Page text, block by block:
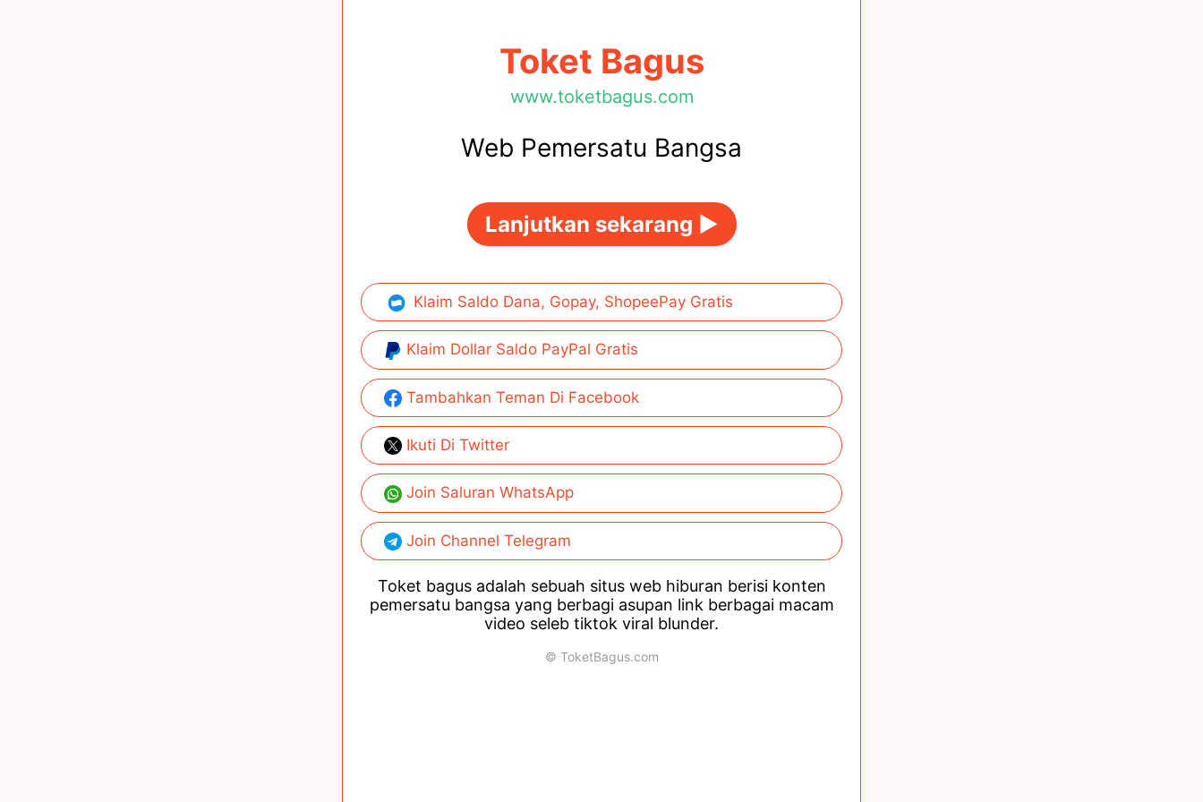
Toket Bagus
www.toketbagus.com
Web Pemersatu Bangsa
Lanjutkan sekarang ►
Klaim Saldo Dana, Gopay, ShopeePay Gratis
Klaim Dollar Saldo PayPal Gratis
Tambahkan Teman Di Facebook
Ikuti Di Twitter
Join Saluran WhatsApp
Join Channel Telegram
Toket bagus adalah sebuah situs web hiburan berisi konten
pemersatu bangsa yang berbagi asupan link berbagai macam
video seleb tiktok viral blunder.
© ToketBagus.com